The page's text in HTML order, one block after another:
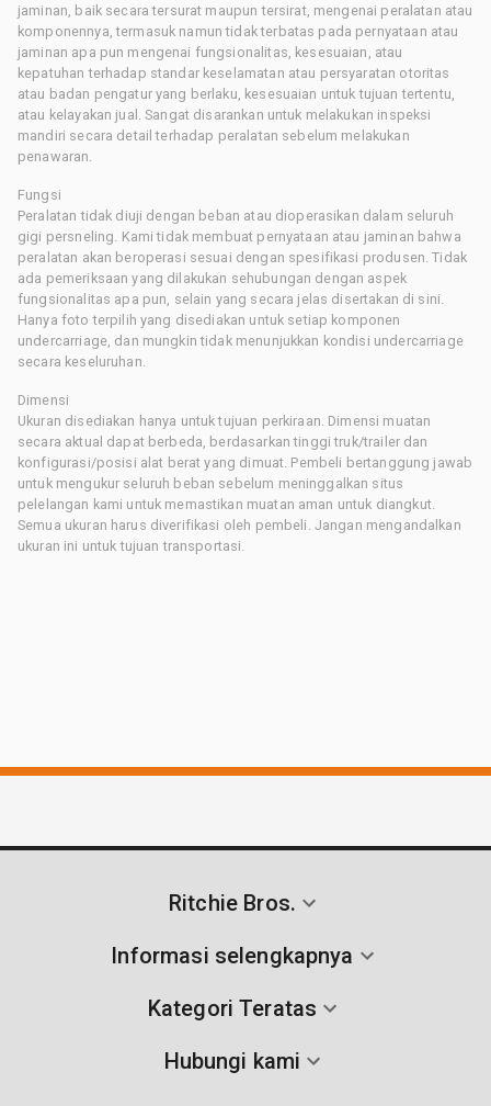
jaminan, baik secara tersurat maupun tersirat, mengenai peralatan atau
komponennya, termasuk namun tidak terbatas pada pernyataan atau
jaminan apa pun mengenai fungsionalitas, kesesuaian, atau
kepatuhan terhadap standar keselamatan atau persyaratan otoritas
atau badan pengatur yang berlaku, kesesuaian untuk tujuan tertentu,
atau kelayakan jual. Sangat disarankan untuk melakukan inspeksi
mandiri secara detail terhadap peralatan sebelum melakukan
penawaran.
Fungsi
Peralatan tidak diuji dengan beban atau dioperasikan dalam seluruh
gigi persneling. Kami tidak membuat pernyataan atau jaminan bahwa
peralatan akan beroperasi sesuai dengan spesifikasi produsen. Tidak
ada pemeriksaan yang dilakukan sehubungan dengan aspek
fungsionalitas apa pun, selain yang secara jelas disertakan di sini.
Hanya foto terpilih yang disediakan untuk setiap komponen
undercarriage, dan mungkin tidak menunjukkan kondisi undercarriage
secara keseluruhan.
Dimensi
Ukuran disediakan hanya untuk tujuan perkiraan. Dimensi muatan
secara aktual dapat berbeda, berdasarkan tinggi truk/trailer dan
konfigurasi/posisi alat berat yang dimuat. Pembeli bertanggung jawab
untuk mengukur seluruh beban sebelum meninggalkan situs
pelelangan kami untuk memastikan muatan aman untuk diangkut.
Semua ukuran harus diverifikasi oleh pembeli. Jangan mengandalkan
ukuran ini untuk tujuan transportasi.
Ritchie Bros.
Informasi selengkapnya
Kategori Teratas
Hubungi kami